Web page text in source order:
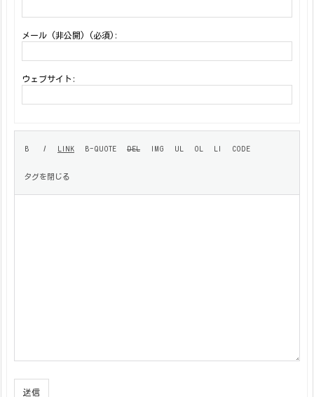
メール (非公開) (必須):
ウェブサイト:
送信